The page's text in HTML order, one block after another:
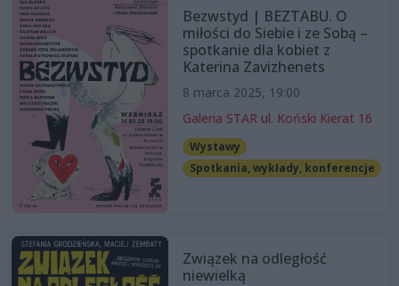
Bezwstyd | BEZTABU. O
miłości do Siebie i ze Sobą –
spotkanie dla kobiet z
Katerina Zavizhenets
8 marca 2025, 19:00
Galeria STAR ul. Koński Kierat 16
Wystawy
Spotkania, wykłady, konferencje
Związek na odległość
niewielką